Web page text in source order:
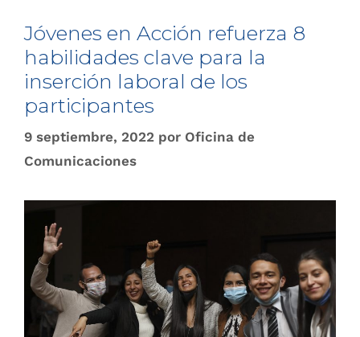
Jóvenes en Acción refuerza 8
habilidades clave para la
inserción laboral de los
participantes
9 septiembre, 2022 por Oficina de
Comunicaciones